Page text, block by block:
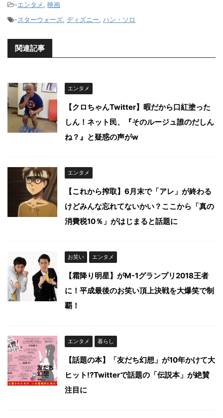
-エンタメ, 映画
-スターウォーズ, ディズニー, ハン・ソロ
関連記事
エンタメ
【クロちゃんTwitter】暇だから口紅塗った
しん！ネット民、『そのルージュ誰のだしん
ね？』と疑惑の声がw
エンタメ
【これから搾取】6月末で「アレ」が終わる
けどみんな忘れてないかい？ここから「真の
消費税10％」がはじまると話題に
お笑い エンタメ
【霜降り明星】がM-1グランプリ2018王者
に！平成最後のお笑い頂上決戦を大爆笑で制
覇！
エンタメ 暮らし
【話題の本】「友だち幻想」が10年かけて大
ヒット!?Twitterで話題の「伝説本」が絶賛
注目に